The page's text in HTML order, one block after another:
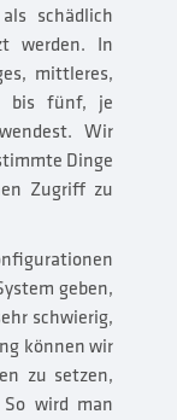
schädlich
werden. In
mittleres,
bis fünf, je
Wir
Dinge
Zugriff zu
geben,
schwierig,
können wir
zu setzen,
wird man